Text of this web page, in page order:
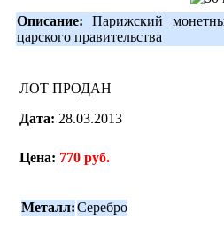
Описание: Парижский
царского правительства
ЛОТ ПРОДАН
Дата: 28.03.2013
Цена: 770 руб.
Металл:Серебро